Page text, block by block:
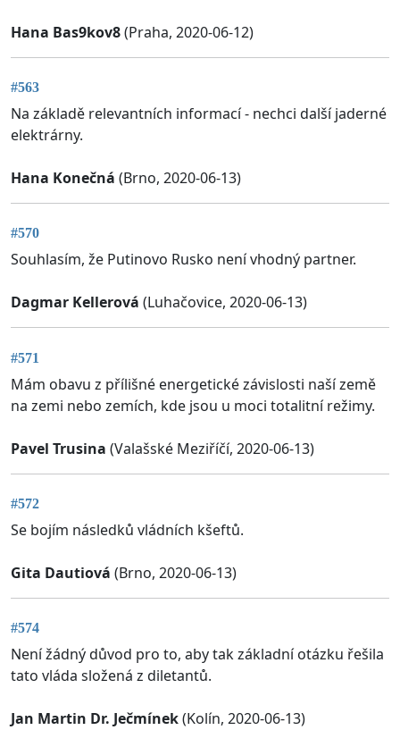
Hana Bas9kov8(Praha, 2020-06-12)
#563
Na základě relevantních informací - nechci další jaderné
elektrárny.
Hana Konečná (Brno, 2020-06-13)
#570
Souhlasím, že Putinovo Rusko není vhodný partner.
Dagmar Kellerová (Luhačovice, 2020-06-13)
#571
Mám obavu z přílišné energetické závislosti naší země
na zemi nebo zemích, kde jsou u moci totalitní režimy.
Pavel Trusina (Valašské Meziříčí, 2020-06-13)
#572
Se bojím následků vládních kšeftů.
Gita Dautiová (Brno, 2020-06-13)
#574
Není žádný důvod pro to, aby tak základní otázku řešila
tato vláda složená z diletantů.
Jan Martin Dr. Ječmínek(Kolín, 2020-06-13)